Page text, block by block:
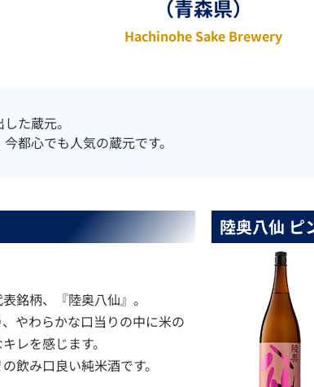
（青森県）
Hachinohe Sake Brewery
た蔵元。
都心でも人気の蔵元です。
銘柄、『陸奥八仙』。
やわらかな口当りの中に米の
レを感じます。
飲み口良い純米酒です。
陸奥八仙 ピ